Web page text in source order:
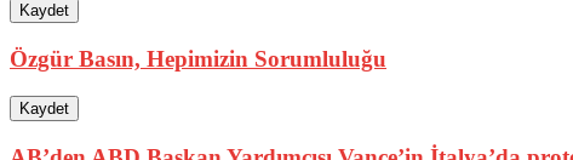
Kaydet
Özgür Basın, Hepimizin Sorumluluğu
Kaydet